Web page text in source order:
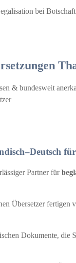
bei
& bundesweit
Partner für
Übersetzer
Dokumente,